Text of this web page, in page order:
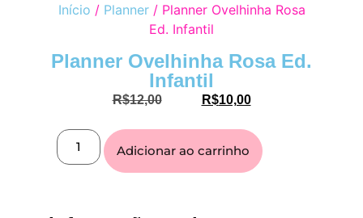
Início / Planner/ Planner Ovelhinha Rosa
Ed. Infantil
Planner Ovelhinha Rosa Ed.
Infantil
R$12,00 R$10,00
Adicionar ao carrinho